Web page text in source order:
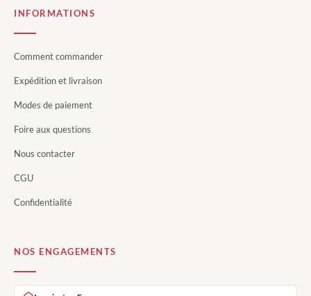
INFORMATIONS
Comment commander
Expédition et livraison
Modes de paiement
Foire aux questions
Nous contacter
CGU
Confidentialité
NOS ENGAGEMENTS